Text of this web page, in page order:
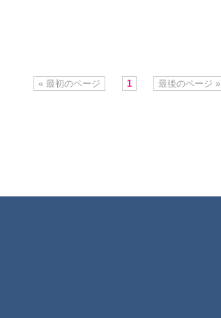
« 最初のページ 1 最後のページ »